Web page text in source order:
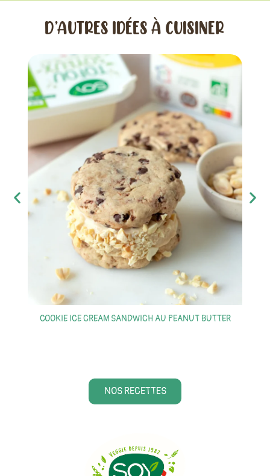
D’AUTRES IDÉES À CUISINER
COOKIE ICE CREAM SANDWICH AU PEANUT BUTTER
NOS RECETTES